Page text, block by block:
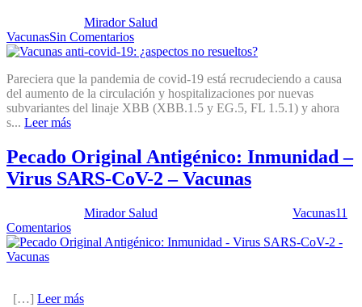
Mirador Salud
VacunasSin Comentarios
Pareciera que la pandemia de covid-19 está recrudeciendo a causa
del aumento de la circulación y hospitalizaciones por nuevas
subvariantes del linaje XBB (XBB.1.5 y EG.5, FL 1.5.1) y ahora
s... Leer más
Pecado Original Antigénico: Inmunidad –
Virus SARS-CoV-2 – Vacunas
Mirador Salud Vacunas11
Comentarios
[…] Leer más